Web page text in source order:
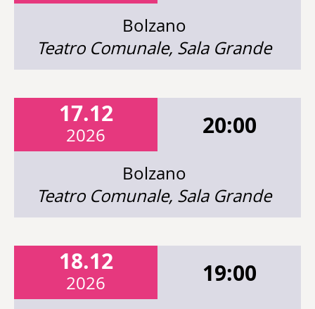
Bolzano
Teatro Comunale, Sala Grande
17.12
2026 20:00
Bolzano
Teatro Comunale, Sala Grande
18.12
2026 19:00